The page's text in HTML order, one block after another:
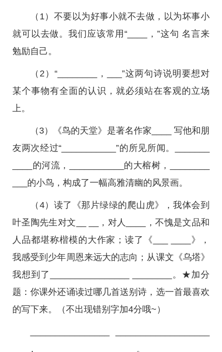
（1）不要以为好事小就不去做，以为坏事小
就可以去做。我们应该常用“____，”这句 名言来
勉励自己。
（2）“________，___”这两句诗说明要想对
某个事物有全面的认识，就必须站在客观的立场
上。
（3）《鸟的天堂》是著名作家____ 写他和朋
友两次经过“___________”的所见所闻。_______
____的河流，___________的大榕树，________
___的小鸟，构成了一幅高雅清幽的风景画。
（4）读了《那片绿绿的爬山虎》，我体会到
叶圣陶先生对文__ __，对人____，不愧是文品和
人品都堪称楷模的大作家；读了《___ ____》，
我感受到少年周恩来远大的志向；从课文《乌塔》
我想到了________________ ________。★加分
题：你课外还诵读过哪几首送别诗，选一首最喜欢
的写下来。（不出现错别字加4分哦~）
___，____________________。_____________